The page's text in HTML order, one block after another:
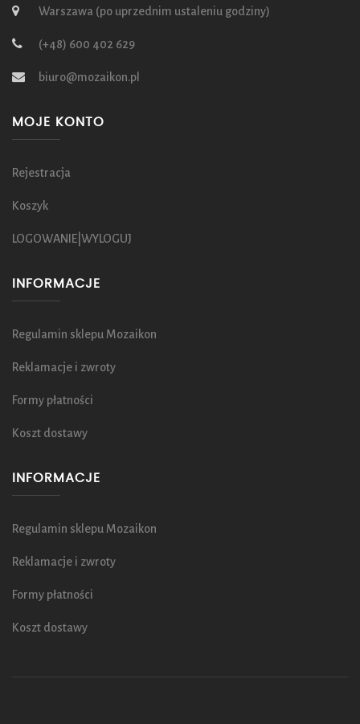
Warszawa (po uprzednim ustaleniu godziny)
(+48) 600 402 629
biuro@mozaikon.pl
MOJE KONTO
Rejestracja
Koszyk
LOGOWANIE|WYLOGUJ
INFORMACJE
Regulamin sklepu Mozaikon
Reklamacje i zwroty
Formy płatności
Koszt dostawy
INFORMACJE
Regulamin sklepu Mozaikon
Reklamacje i zwroty
Formy płatności
Koszt dostawy